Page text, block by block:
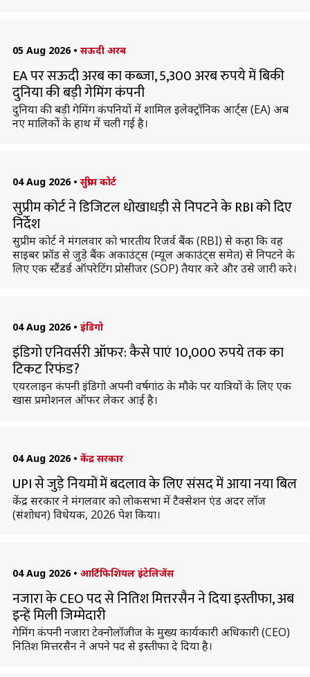
05 Aug 2026 • सऊदी अरब
EA पर सऊदी अरब का कब्जा, 5,300 अरब रुपये में बिकी
दुनिया की बड़ी गेमिंग कंपनी
दुनिया की बड़ी गेमिंग कंपनियों में शामिल इलेक्ट्रॉनिक आर्ट्स (EA) अब
नए मालिकों के हाथ में चली गई है।
04 Aug 2026 • सुप्रीम कोर्ट
सुप्रीम कोर्ट ने डिजिटल धोखाधड़ी से निपटने के RBI को दिए
निर्देश
सुप्रीम कोर्ट ने मंगलवार को भारतीय रिजर्व बैंक (RBI) से कहा कि वह
साइबर फ्रॉड से जुड़े बैंक अकाउंट्स (म्यूल अकाउंट्स समेत) से निपटने के
लिए एक स्टैंडर्ड ऑपरेटिंग प्रोसीजर (SOP) तैयार करे और उसे जारी करे।
04 Aug 2026 • इंडिगो
इंडिगो एनिवर्सरी ऑफर: कैसे पाएं 10,000 रुपये तक का
टिकट रिफंड?
एयरलाइन कंपनी इंडिगो अपनी वर्षगांठ के मौके पर यात्रियों के लिए एक
खास प्रमोशनल ऑफर लेकर आई है।
04 Aug 2026 • केंद्र सरकार
UPI से जुड़े नियमों में बदलाव के लिए संसद में आया नया बिल
केंद्र सरकार ने मंगलवार को लोकसभा में टैक्सेशन एंड अदर लॉज
(संशोधन) विधेयक, 2026 पेश किया।
04 Aug 2026 • आर्टिफिशियल इंटेलिजेंस
नजारा के CEO पद से नितिश मित्तरसैन ने दिया इस्तीफा, अब
इन्हें मिली जिम्मेदारी
गेमिंग कंपनी नजारा टेक्नोलॉजीज के मुख्य कार्यकारी अधिकारी (CEO)
नितिश मित्तरसैन ने अपने पद से इस्तीफा दे दिया है।